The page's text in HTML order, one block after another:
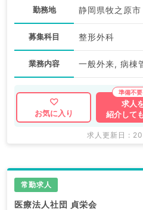
勤務地 静岡県牧之原市
募集科目 整形外科
業務内容 一般外来, 病棟
お気に入り
求人
紹介して
求人更新日 :
常勤求人
医療法人社団 貞栄会